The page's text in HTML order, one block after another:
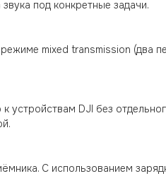
под конкретные задачи.
mixed transmission (два
устройствам DJI без
С использованием